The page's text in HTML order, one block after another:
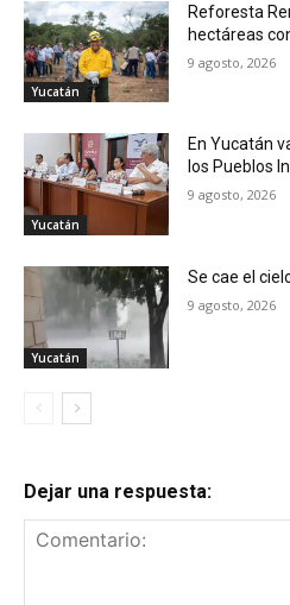
Yucatán
Reforesta
hectáreas
9 agosto, 2026
Yucatán
En Yucatán
los Pueblos
9 agosto, 2026
Yucatán
Se cae el
9 agosto, 2026
Dejar una respuesta: